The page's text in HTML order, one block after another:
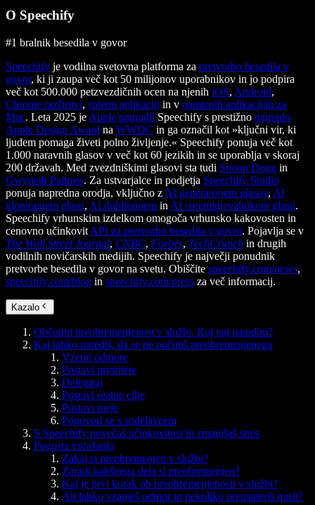
O Speechify
#1 bralnik besedila v govor
Speechify je vodilna svetovna platforma za pretvorbo besedila v
govor, ki ji zaupa več kot 50 milijonov uporabnikov in jo podpira
več kot 500.000 petzvezdičnih ocen na njenih iOS, Android,
Chrome razširitvi, spletni aplikaciji in v namiznih aplikacijah za
Mac. Leta 2025 je Apple nagradil Speechify s prestižno nagrado
Apple Design Award na WWDC in ga označil kot »ključni vir, ki
ljudem pomaga živeti polno življenje.« Speechify ponuja več kot
1.000 naravnih glasov v več kot 60 jezikih in se uporablja v skoraj
200 državah. Med zvezdniškimi glasovi sta tudi Snoop Dogg in
Gwyneth Paltrow. Za ustvarjalce in podjetja Speechify Studio
ponuja napredna orodja, vključno z AI generatorjem glasov, AI
kloniranjem glasu, AI dubliranjem in AI spreminjevalnikom glasu.
Speechify vrhunskim izdelkom omogoča vrhunsko kakovosten in
cenovno učinkovit API za pretvorbo besedila v govor. Pojavlja se v
The Wall Street Journal, CNBC, Forbes, TechCrunch in drugih
vodilnih novičarskih medijih. Speechify je največji ponudnik
pretvorbe besedila v govor na svetu. Obiščite speechify.com/news,
speechify.com/blog in speechify.com/press za več informacij.
Kazalo
Občutim preobremenjenost v službi. Kaj naj naredim?
Kaj lahko narediš, da se ne počutiš preobremenjenega
Vzemi odmore
Postavi prioritete
Delegiraj
Postavi realne cilje
Postavi meje
Pogovori se s sodelavcem
S Speechify povečaš učinkovitost in zmanjšaš stres
Pogosta vprašanja
Zakaj si preobremenjen v službi?
Zaradi kakšnega dela si preobremenjen?
Kaj je prvi korak ob preobremenjenosti v službi?
Ali lahko vzameš odmor in nekoliko preusmeriš misli?